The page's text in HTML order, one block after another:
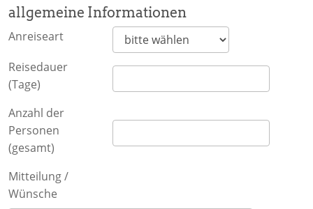
allgemeine Informationen
Anreiseart
Reisedauer
(Tage)
Anzahl der
Personen
(gesamt)
Mitteilung /
Wünsche